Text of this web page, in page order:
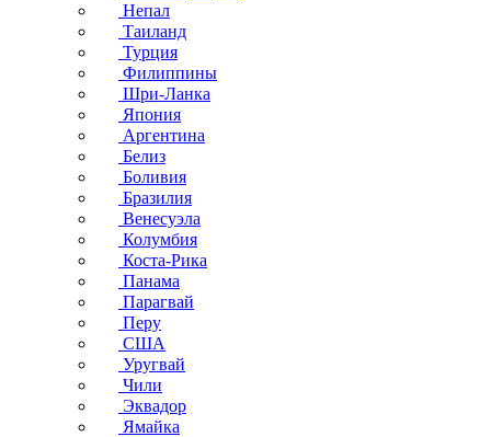
Непал
Таиланд
Турция
Филиппины
Шри-Ланка
Япония
Аргентина
Белиз
Боливия
Бразилия
Венесуэла
Колумбия
Коста-Рика
Панама
Парагвай
Перу
США
Уругвай
Чили
Эквадор
Ямайка